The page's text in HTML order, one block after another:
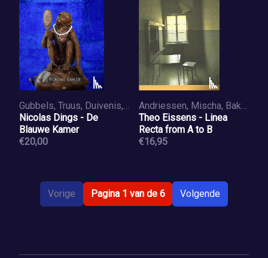
Gubbels, Truus, Duivenis, Maurits
Nicolas Dings - De
Blauwe Kamer
€20,00
Andriessen, Mischa, Bakker, Peter
Theo Eissens - Linea
Recta from A to B
€16,95
Vorige Pagina 1 van de 6 Volgende